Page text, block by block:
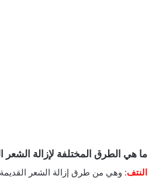
ما هي الطرق المختلفة لإزالة الشعر
النتف: وهي من طرق إزالة الشعر